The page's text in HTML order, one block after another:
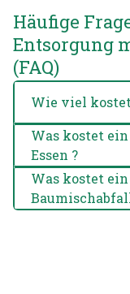
Häufige
Entsorgung
(FAQ)
Was kostet
Essen ?
Was kostet